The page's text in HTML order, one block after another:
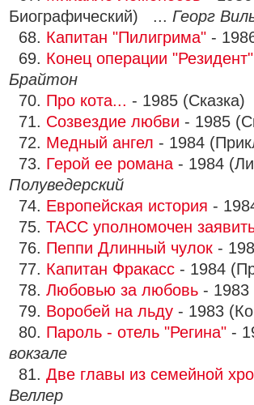
Биографический) ... Георг
68. Капитан "Пилигрима" -
69. Конец операции "Резидент"
Брайтон
70. Про кота... - 1985
71. Созвездие любви - 1985
72. Медный ангел - 1984
73. Герой ее романа - 1984
Полуведерский
74. Европейская история -
75. ТАСС уполномочен
76. Пеппи Длинный чулок -
77. Капитан Фракасс - 1984
78. Любовью за любовь -
79. Воробей на льду - 1983
80. Пароль - отель "Регина" -
вокзале
81. Две главы из семейной
Веллер